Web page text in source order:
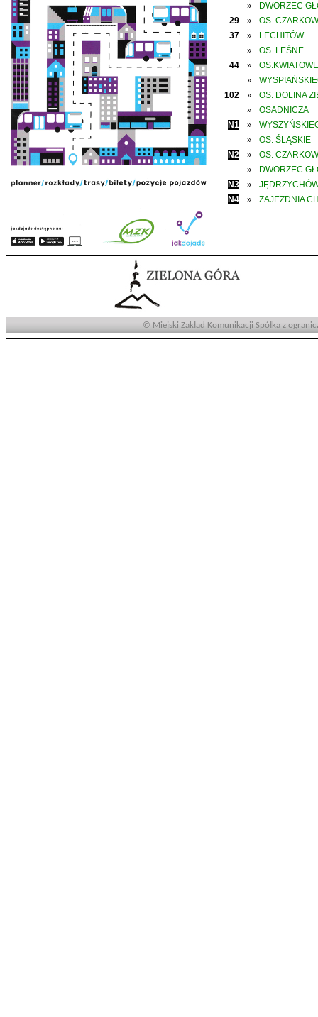
»
DWORZEC
29
»
OS.
37
» LECHITÓW
»
OS. LEŚNE
44
» OS.KWIATOWE
»
102
» OS. DOLINA
»
OSADNICZA
N1
»
»
OS. ŚLĄSKIE
N2
» OS.
»
DWORZEC
N3
»
N4
» ZAJEZDNIA
© Miejski Zakład Komunikacji Spółka z